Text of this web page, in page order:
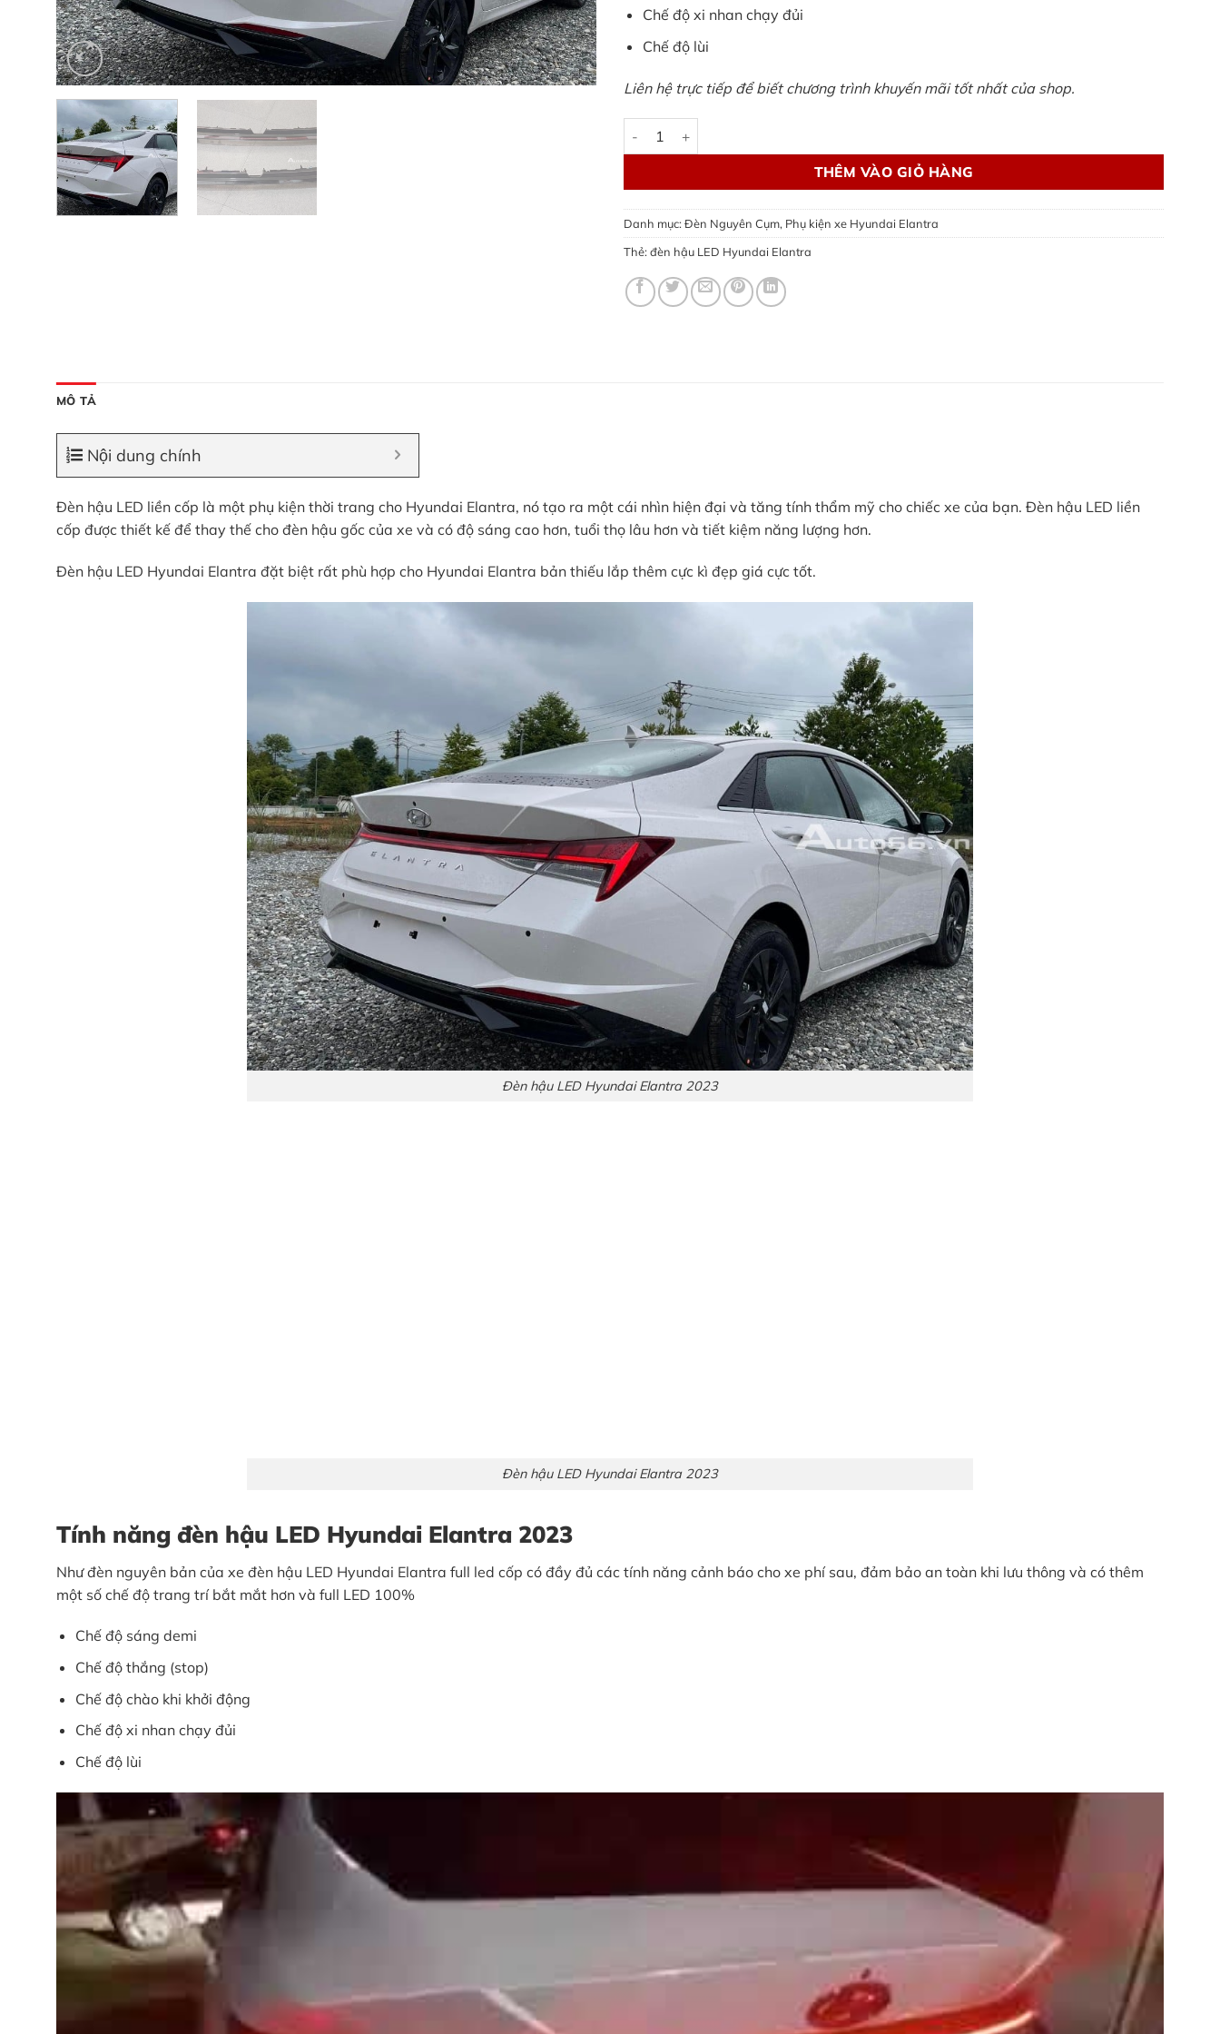
Chế độ xi nhan chạy đủi
Chế độ lùi
Liên hệ trực tiếp để biết chương trình khuyến mãi tốt nhất của shop.
Đèn hậu LED Hyundai Elantra 2023 số lượng
THÊM VÀO GIỎ HÀNG
Danh mục: Đèn Nguyên Cụm, Phụ kiện xe Hyundai Elantra
Thẻ: đèn hậu LED Hyundai Elantra
MÔ TẢ
Nội dung chính
Đèn hậu LED liền cốp là một phụ kiện thời trang cho Hyundai Elantra, nó tạo ra một cái nhìn hiện đại và tăng tính thẩm mỹ cho chiếc xe của bạn. Đèn hậu LED liền
cốp được thiết kế để thay thế cho đèn hậu gốc của xe và có độ sáng cao hơn, tuổi thọ lâu hơn và tiết kiệm năng lượng hơn.
Đèn hậu LED Hyundai Elantra đặt biệt rất phù hợp cho Hyundai Elantra bản thiếu lắp thêm cực kì đẹp giá cực tốt.
Đèn hậu LED Hyundai Elantra 2023
Đèn hậu LED Hyundai Elantra 2023
Tính năng đèn hậu LED Hyundai Elantra 2023
Như đèn nguyên bản của xe đèn hậu LED Hyundai Elantra full led cốp có đầy đủ các tính năng cảnh báo cho xe phí sau, đảm bảo an toàn khi lưu thông và có thêm
một số chế độ trang trí bắt mắt hơn và full LED 100%
Chế độ sáng demi
Chế độ thắng (stop)
Chế độ chào khi khởi động
Chế độ xi nhan chạy đủi
Chế độ lùi